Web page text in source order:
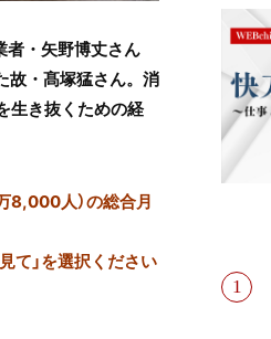
者・矢野博丈さん
故・髙塚猛さん。消
生き抜くための経
8,000人）の総合月
」を選択ください